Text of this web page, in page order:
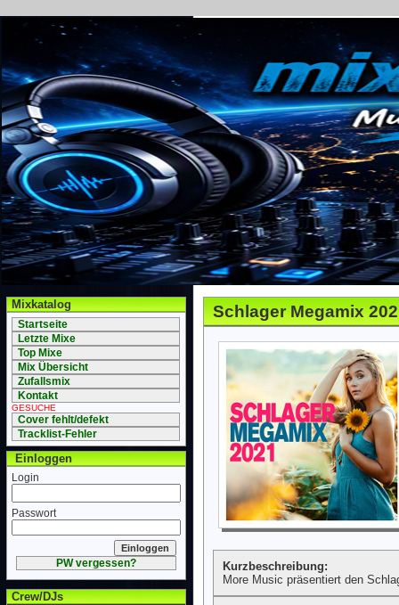
Mixkatalog
Startseite
Letzte Mixe
Top Mixe
Mix Übersicht
Zufallsmix
Kontakt
GESUCHE
Cover fehlt/defekt
Tracklist-Fehler
Einloggen
Login
Passwort
PW vergessen?
Crew/DJs
Schlager Megamix
Kurzbeschreibung:
More Music präsentiert den